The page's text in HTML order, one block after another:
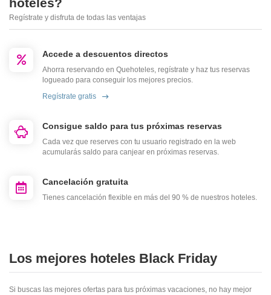
Regístrate y disfruta de todas las ventajas
Accede a descuentos directos
Ahorra reservando en Quehoteles, regístrate y haz tus reservas
logueado para conseguir los mejores precios.
Regístrate gratis
Consigue saldo para tus próximas reservas
Cada vez que reserves con tu usuario registrado en la web
acumularás saldo para canjear en próximas reservas.
Cancelación gratuita
Tienes cancelación flexible en más del 90 % de nuestros hoteles.
Los mejores hoteles Black Friday
Si buscas las mejores ofertas para tus próximas vacaciones, no hay mejor